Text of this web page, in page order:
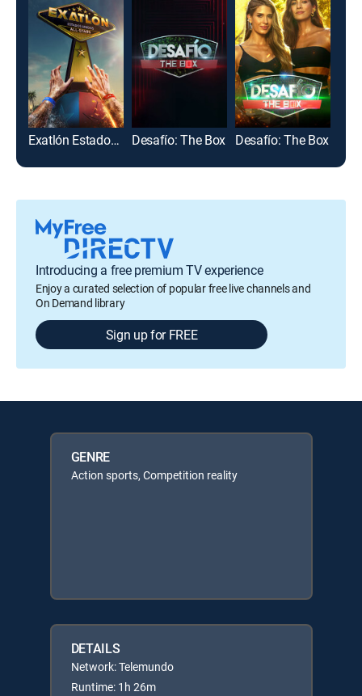
Exatlón Estados Unidos: All-Stars Desafío: The Box Desafío: The Box
Introducing a free premium TV experience
Enjoy a curated selection of popular free live channels and
On Demand library
Sign up for FREE
GENRE
Action sports, Competition reality
DETAILS
Network: Telemundo
Runtime: 1h 26m